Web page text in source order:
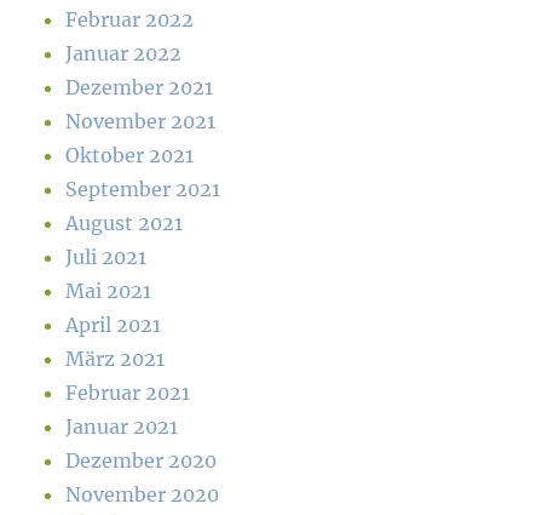
Februar 2022
Januar 2022
Dezember 2021
November 2021
Oktober 2021
September 2021
August 2021
Juli 2021
Mai 2021
April 2021
März 2021
Februar 2021
Januar 2021
Dezember 2020
November 2020